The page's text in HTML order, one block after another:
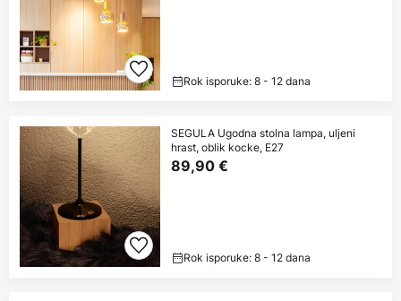
Rok isporuke: 8 - 12 dana
SEGULA Ugodna stolna lampa, uljeni
hrast, oblik kocke, E27
89,90 €
Rok isporuke: 8 - 12 dana